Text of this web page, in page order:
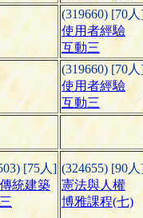
(319660) [70
使用者經驗
互動三
(319660) [70
使用者經驗
互動三
[75人]
統建築
(324655) [90
憲法與人權
博雅課程(七)